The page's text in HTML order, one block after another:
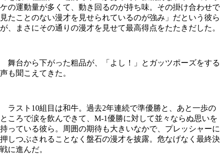
ケの運動量が多くて、動き回るのが持ち味。その掛け合わせで
見たことのない漫才を見せられているのが強み」だという彼ら
が、まさにその通りの漫才を見せて最高得点をたたきだした。
舞台から下がった粗品が、「よし！」とガッツポーズをする
声も聞こえてきた。
ラスト10組目は和牛。過去2年連続で準優勝と、あと一歩の
ところで涙を飲んできて、M-1優勝に対して並々ならぬ思いを
持っている彼ら。周囲の期待も大きいなかで、プレッシャーに
押しつぶされることなく盤石の漫才を披露。危なげなく最終決
戦に進んだ。